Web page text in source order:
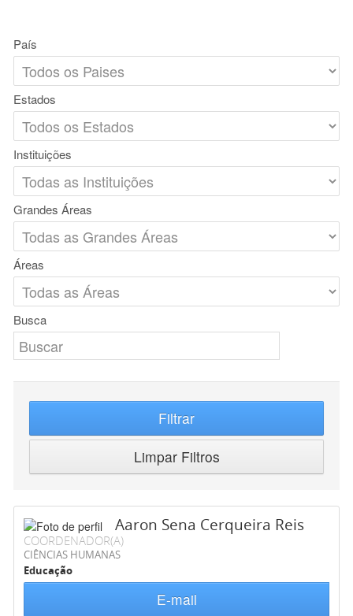
País
Estados
Instituições
Grandes Áreas
Áreas
Busca
Filtrar
Limpar Filtros
Aaron Sena Cerqueira Reis
COORDENADOR(A)
CIÊNCIAS HUMANAS
Educação
E-mail